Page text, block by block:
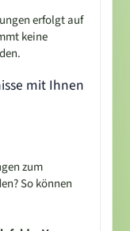
erfolgt auf
keine
mit Ihnen
zum
So können